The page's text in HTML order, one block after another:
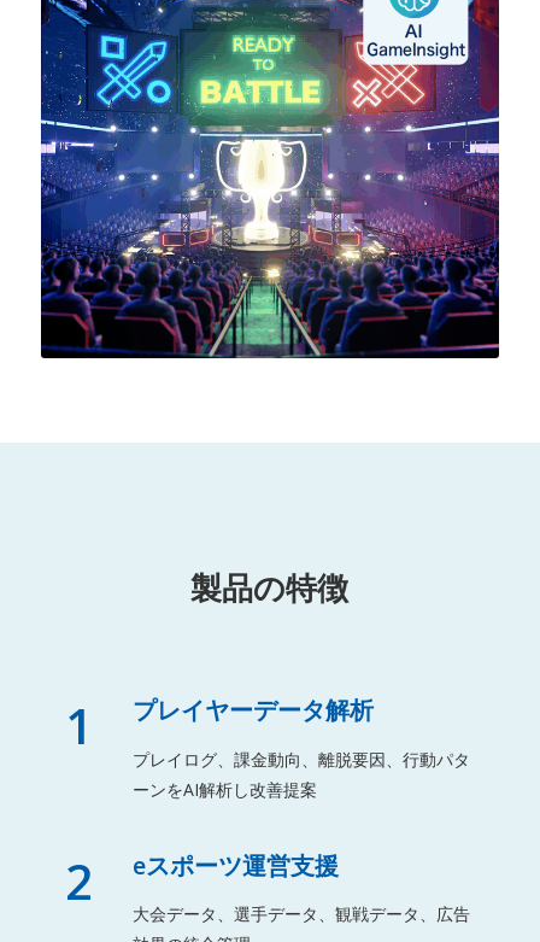
製品の特徴
1 プレイヤーデータ解析
プレイログ、課金動向、離脱要因、行動パタ
ーンをAI解析し改善提案
2 eスポーツ運営支援
大会データ、選手データ、観戦データ、広告